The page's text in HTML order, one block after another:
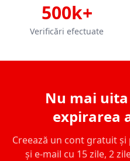
500k+
Verificări efectuate
Nu mai
expirarea
Creează un cont gratuit
și e-mail cu 15 zile, 2